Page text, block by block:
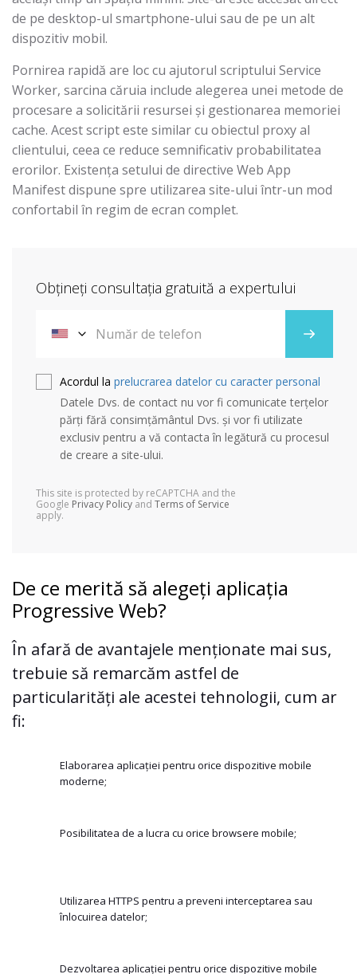
de pe desktop-ul smartphone-ului sau de pe un alt
dispozitiv mobil.
Pornirea rapidă are loc cu ajutorul scriptului Service
Worker, sarcina căruia include alegerea unei metode de
procesare a solicitării resursei și gestionarea memoriei
cache. Acest script este similar cu obiectul proxy al
clientului, ceea ce reduce semnificativ probabilitatea
erorilor. Existența setului de directive Web App
Manifest dispune spre utilizarea site-ului într-un mod
confortabil în regim de ecran complet.
De ce merită să alegeți aplicația
Progressive Web?
În afară de avantajele menționate mai sus,
trebuie să remarcăm astfel de
particularități ale acestei tehnologii, cum ar
fi:
Obțineți consultația gratuită a expertului
Acordul la prelucrarea datelor cu caracter personal
Datele Dvs. de contact nu vor fi comunicate terțelor
părți fără consimțământul Dvs. și vor fi utilizate
exclusiv pentru a vă contacta în legătură cu procesul
de creare a site-ului.
This site is protected by reCAPTCHA and the
Google Privacy Policy and Terms of Service
apply.
Elaborarea aplicației pentru orice dispozitive mobile
moderne;
Posibilitatea de a lucra cu orice browsere mobile;
Utilizarea HTTPS pentru a preveni interceptarea sau
înlocuirea datelor;
Dezvoltarea aplicației pentru orice dispozitive mobile